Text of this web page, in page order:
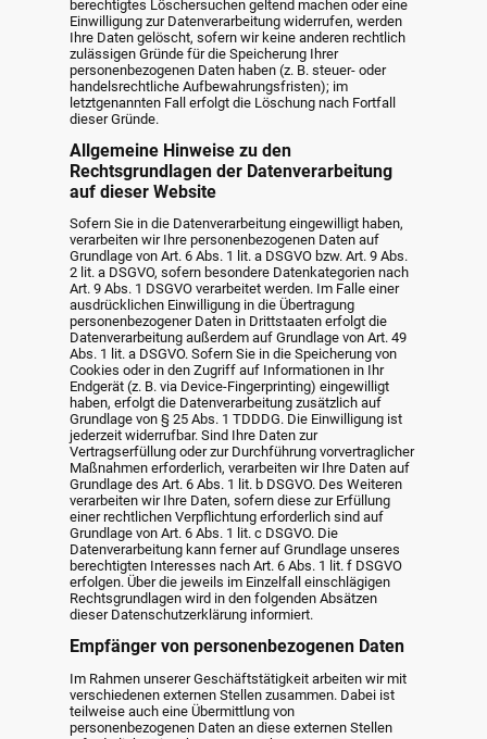
berechtigtes Löschersuchen geltend machen oder eine
Einwilligung zur Datenverarbeitung widerrufen, werden
Ihre Daten gelöscht, sofern wir keine anderen rechtlich
zulässigen Gründe für die Speicherung Ihrer
personenbezogenen Daten haben (z. B. steuer- oder
handelsrechtliche Aufbewahrungsfristen); im
letztgenannten Fall erfolgt die Löschung nach Fortfall
dieser Gründe.
Allgemeine Hinweise zu den
Rechtsgrundlagen der Datenverarbeitung
auf dieser Website
Sofern Sie in die Datenverarbeitung eingewilligt haben,
verarbeiten wir Ihre personenbezogenen Daten auf
Grundlage von Art. 6 Abs. 1 lit. a DSGVO bzw. Art. 9 Abs.
2 lit. a DSGVO, sofern besondere Datenkategorien nach
Art. 9 Abs. 1 DSGVO verarbeitet werden. Im Falle einer
ausdrücklichen Einwilligung in die Übertragung
personenbezogener Daten in Drittstaaten erfolgt die
Datenverarbeitung außerdem auf Grundlage von Art. 49
Abs. 1 lit. a DSGVO. Sofern Sie in die Speicherung von
Cookies oder in den Zugriff auf Informationen in Ihr
Endgerät (z. B. via Device-Fingerprinting) eingewilligt
haben, erfolgt die Datenverarbeitung zusätzlich auf
Grundlage von § 25 Abs. 1 TDDDG. Die Einwilligung ist
jederzeit widerrufbar. Sind Ihre Daten zur
Vertragserfüllung oder zur Durchführung vorvertraglicher
Maßnahmen erforderlich, verarbeiten wir Ihre Daten auf
Grundlage des Art. 6 Abs. 1 lit. b DSGVO. Des Weiteren
verarbeiten wir Ihre Daten, sofern diese zur Erfüllung
einer rechtlichen Verpflichtung erforderlich sind auf
Grundlage von Art. 6 Abs. 1 lit. c DSGVO. Die
Datenverarbeitung kann ferner auf Grundlage unseres
berechtigten Interesses nach Art. 6 Abs. 1 lit. f DSGVO
erfolgen. Über die jeweils im Einzelfall einschlägigen
Rechtsgrundlagen wird in den folgenden Absätzen
dieser Datenschutzerklärung informiert.
Empfänger von personenbezogenen Daten
Im Rahmen unserer Geschäftstätigkeit arbeiten wir mit
verschiedenen externen Stellen zusammen. Dabei ist
teilweise auch eine Übermittlung von
personenbezogenen Daten an diese externen Stellen